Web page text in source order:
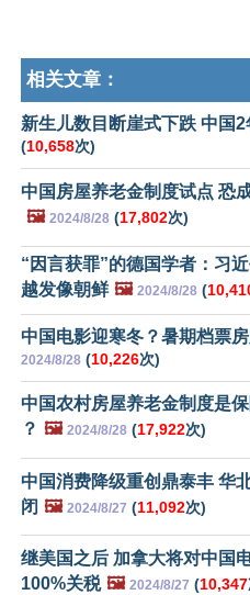
相关文章：
新生儿数目断崖式下跌 中国
(10,658次)
中国房屋养老金制度试点 恐
🖼️ 2024/8/28 (17,802次)
“因言获罪”的德国学者：习
越发像朝鲜 🖼️ 2024/8/28 (
中国电影迎寒冬？暑期档票
2024/8/28 (10,226次)
中国农村房屋养老金制度是
？ 🖼️ 2024/8/28 (17,922次)
中国消费降级重创鼎泰丰 华
闭 🖼️ 2024/8/27 (11,092次)
继美国之后 加拿大将对中国
100%关税 🖼️ 2024/8/27 (10,347